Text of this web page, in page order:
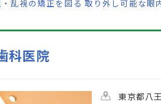
乱視の矯正を図る 取り外し可能な眼
科医院
東京都八